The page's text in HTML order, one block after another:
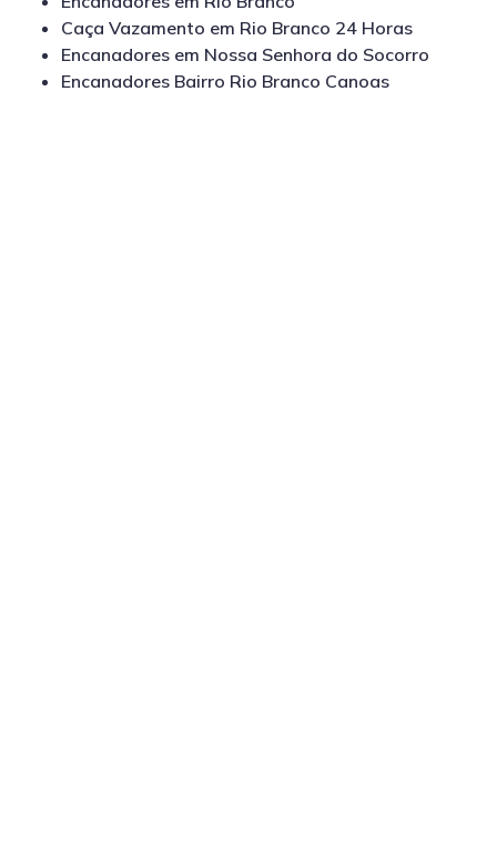
Caça Vazamento em Rio Branco 24 Horas
Encanadores em Nossa Senhora do Socorro
Encanadores Bairro Rio Branco Canoas